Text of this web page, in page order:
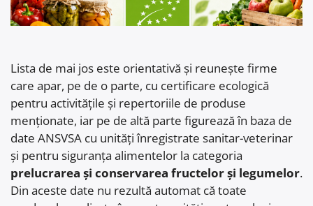
Lista de mai jos este orientativă și reunește firme
care apar, pe de o parte, cu certificare ecologică
pentru activitățile și repertoriile de produse
menționate, iar pe de altă parte figurează în baza de
date ANSVSA cu unități înregistrate sanitar-veterinar
și pentru siguranța alimentelor la categoria
prelucrarea și conservarea fructelor și legumelor.
Din aceste date nu rezultă automat că toate